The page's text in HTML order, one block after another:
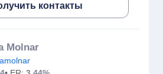
контакты
Molnar